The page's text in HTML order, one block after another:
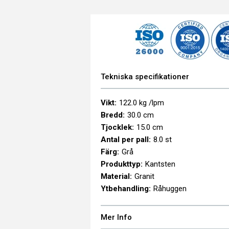
Tekniska specifikationer
Vikt 122.0 kg /lpm
Bredd 30.0 cm
Tjocklek 15.0 cm
Antal per pall 8.0 st
Färg Grå
Produkttyp Kantsten
Material Granit
Ytbehandling Råhuggen
Mer Info